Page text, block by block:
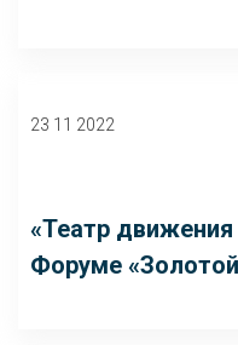
23 11 2022
«Театр
Форуме